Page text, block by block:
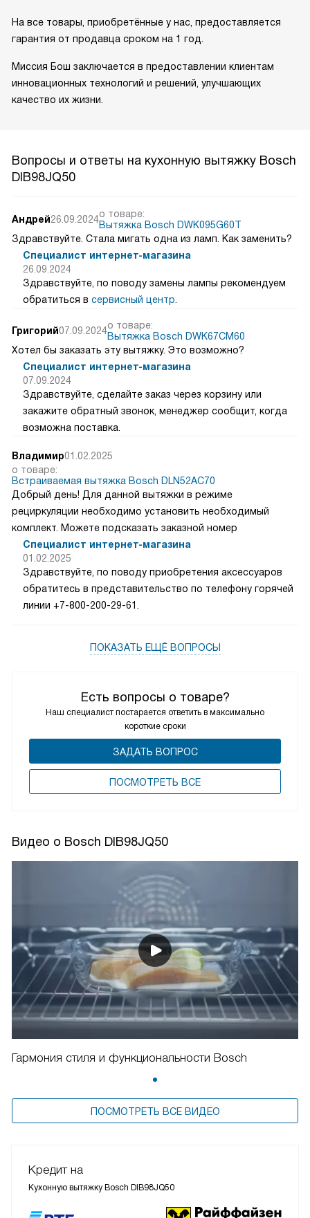
На все товары, приобретённые у нас, предоставляется
гарантия от продавца сроком на 1 год.
Миссия Бош заключается в предоставлении клиентам
инновационных технологий и решений, улучшающих
качество их жизни.
Вопросы и ответы на кухонную вытяжку Bosch
DIB98JQ50
Есть вопросы о товаре?
Наш специалист постарается ответить в максимально
короткие сроки
ЗАДАТЬ ВОПРОС
ПОCМОТРЕТЬ ВСЕ
Андрей26.09.2024о товаре:
Вытяжка Bosch DWK095G60T
Здравствуйте. Стала мигать одна из ламп. Как заменить?
Специалист интернет-магазина
26.09.2024
Здравствуйте, по поводу замены лампы рекомендуем
обратиться в сервисный центр.
Григорий07.09.2024о товаре:
Вытяжка Bosch DWK67CM60
Хотел бы заказать эту вытяжку. Это возможно?
Специалист интернет-магазина
07.09.2024
Здравствуйте, сделайте заказ через корзину или
закажите обратный звонок, менеджер сообщит, когда
возможна поставка.
Владимир01.02.2025
о товаре:
Встраиваемая вытяжка Bosch DLN52AC70
Добрый день! Для данной вытяжки в режиме
рециркуляции необходимо установить необходимый
комплект. Можете подсказать заказной номер
Специалист интернет-магазина
01.02.2025
Здравствуйте, по поводу приобретения аксессуаров
обратитесь в представительство по телефону горячей
линии +7-800-200-29-61.
ПОКАЗАТЬ ЕЩЁ ВОПРОСЫ
Видео о Bosch DIB98JQ50
Гармония стиля и функциональности Bosch
ПОСМОТРЕТЬ ВСЕ ВИДЕО
Кредит на
Кухонную вытяжку Bosch DIB98JQ50